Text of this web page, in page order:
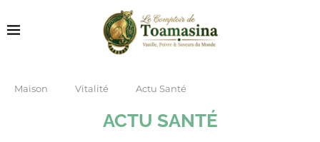
Maison Vitalité Actu Santé
ACTU SANTÉ